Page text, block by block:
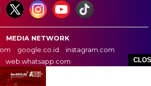
MEDIA NETWORK
google.co.id
instagram.com
web.whatsapp.com